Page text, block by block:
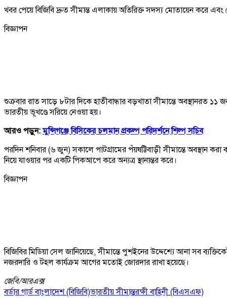
খবর পেয়ে বিজিবি দ্রুত সীমান্ত এলাকায় অতিরিক্ত সদস্য মোতায়েন করে
বিজ্ঞাপন
শুক্রবার রাত সাড়ে ৮টার দিকে হাতীবান্ধার বড়খাতা সীমান্তে
ভারতীয় ভূখণ্ডে সরিয়ে নেওয়া হয়।
আরও পড়ুন:মুন্সিগঞ্জে বিসিকের চলমান প্রকল্প পরিদর্শনে শিল্প সচিব
পরদিন শনিবার (৬ জুন) সকালে পাটগ্রামের পঁয়ষট্টিবাড়ী সীমান্তে অবস্থান
নিয়ে যাওয়ার পর একটি পিকআপে করে অন্যত্র স্থানান্তর করে।
বিজ্ঞাপন
বিজিবির মিডিয়া সেল জানিয়েছে, সীমান্তে পুশইনের উদ্দেশ্যে আনা সব
নজরদারি ও টহল কার্যক্রম আগের মতোই জোরদার রাখা হয়েছে।
জেবি/আরএক্স
বর্ডার গার্ড বাংলাদেশ (বিজিবি)ভারতীয় সীমান্তরক্ষী বাহিনী (বিএসএফ)